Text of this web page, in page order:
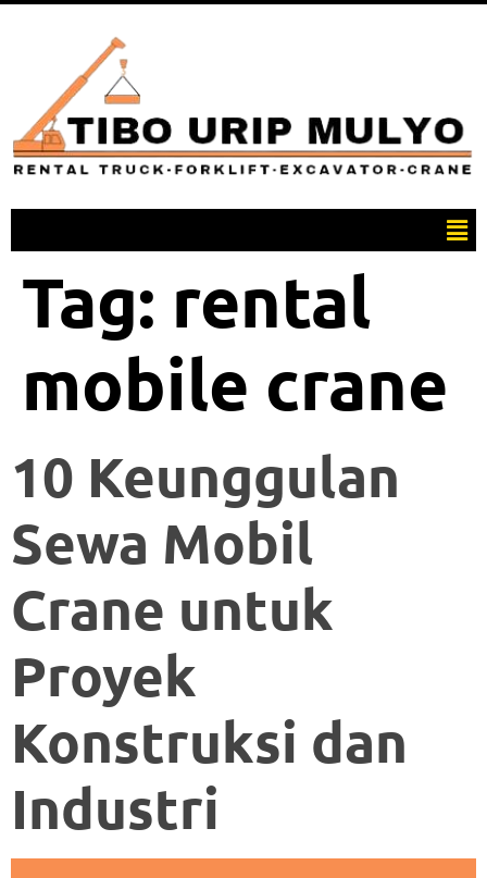
Tag: rental
mobile crane
10 Keunggulan
Sewa Mobil
Crane untuk
Proyek
Konstruksi dan
Industri